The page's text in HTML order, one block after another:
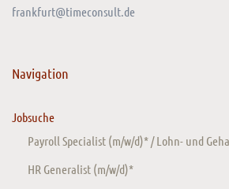
frankfurt@timeconsult.de
Navigation
Jobsuche
Payroll Specialist (m/w/d)* / Lohn- und
HR Generalist (m/w/d)*